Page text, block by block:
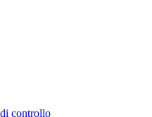
controllo